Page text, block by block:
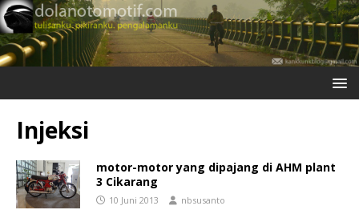
Injeksi
motor-motor yang dipajang di AHM plant
3 Cikarang
10 Juni 2013 nbsusanto